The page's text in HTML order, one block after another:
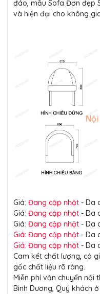
đáo, mẫu Sofa Đơn đẹp
và hiện đại cho không
Giá: Đang cập nhật - Da
Giá: Đang cập nhật - Da
Giá: Đang cập nhật - Da
Giá: Đang cập nhật - Da
Giá: Đang cập nhật - Da
Cam kết chất lượng, có
gốc chất liệu rõ ràng.
Miễn phí vận chuyển nội
Bình Dương, Quý khách